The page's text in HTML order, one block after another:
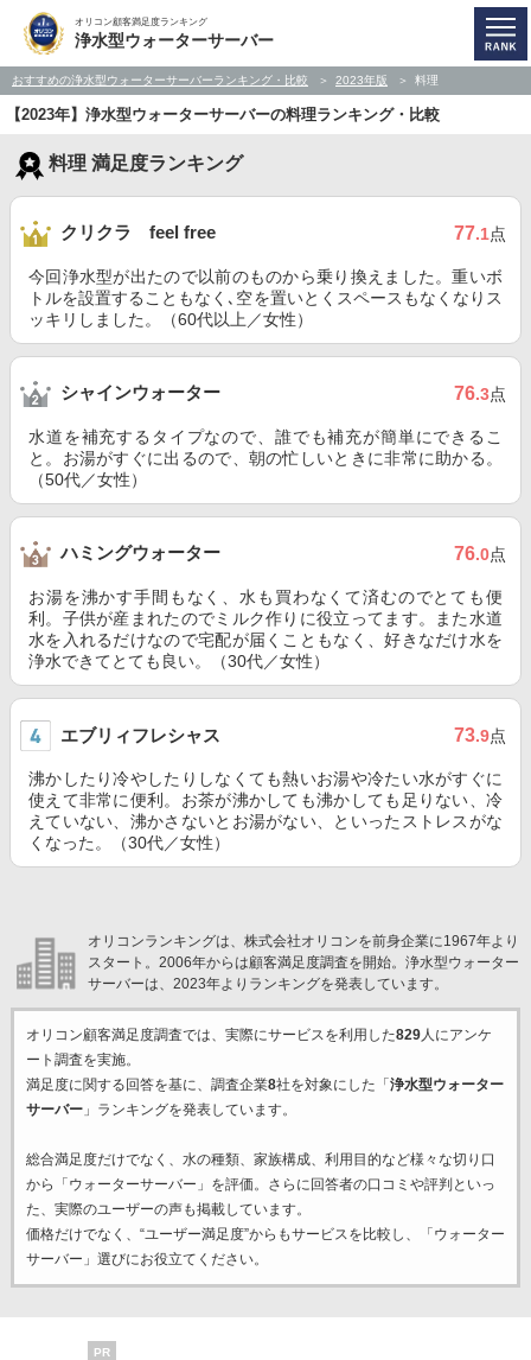
オリコン顧客満足度ランキング
浄水型ウォーターサーバー
おすすめの浄水型ウォーターサーバーランキング・比較 2023年版 料理
【2023年】浄水型ウォーターサーバーの料理ランキング・比較
料理 満足度ランキング
クリクラ feel free 77.1点
今回浄水型が出たので以前のものから乗り換えました。重いボ
トルを設置することもなく､空を置いとくスペースもなくなりス
ッキリしました。（60代以上／女性）
シャインウォーター 76.3点
水道を補充するタイプなので、誰でも補充が簡単にできるこ
と。お湯がすぐに出るので、朝の忙しいときに非常に助かる。
（50代／女性）
ハミングウォーター 76.0点
お湯を沸かす手間もなく、水も買わなくて済むのでとても便
利。子供が産まれたのでミルク作りに役立ってます。また水道
水を入れるだけなので宅配が届くこともなく、好きなだけ水を
浄水できてとても良い。（30代／女性）
エブリィフレシャス 73.9点
沸かしたり冷やしたりしなくても熱いお湯や冷たい水がすぐに
使えて非常に便利。お茶が沸かしても沸かしても足りない、冷
えていない、沸かさないとお湯がない、といったストレスがな
くなった。（30代／女性）
オリコンランキングは、株式会社オリコンを前身企業に1967年より
スタート。2006年からは顧客満足度調査を開始。浄水型ウォーター
サーバーは、2023年よりランキングを発表しています。
オリコン顧客満足度調査では、実際にサービスを利用した829人にアンケ
ート調査を実施。
満足度に関する回答を基に、調査企業8社を対象にした「 浄水型ウォーター
サーバー」ランキングを発表しています。
総合満足度だけでなく、水の種類、家族構成、利用目的など様々な切り口
から「ウォーターサーバー」を評価。さらに回答者の口コミや評判といっ
た、実際のユーザーの声も掲載しています。
価格だけでなく、“ユーザー満足度”からもサービスを比較し、「ウォーター
サーバー」選びにお役立てください。
PR